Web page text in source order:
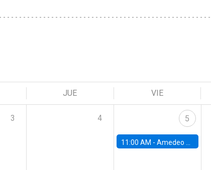
JUE VIE
3 4 5
11:00 AM - Amedeo Piolatto, Universidad Autónoma de Barcelona (UAB)